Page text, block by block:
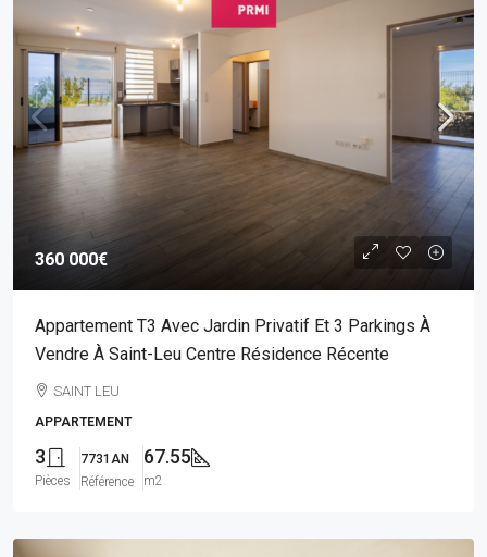
360 000€
Appartement T3 Avec Jardin Privatif Et 3 Parkings À
Vendre À Saint-Leu Centre Résidence Récente
SAINT LEU
APPARTEMENT
3
Pièces
7731AN
Référence
67.55
m2